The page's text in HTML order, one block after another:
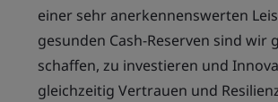
einer sehr anerkennenswerten
gesunden Cash-Reserven sind
schaffen, zu investieren und
gleichzeitig Vertrauen und